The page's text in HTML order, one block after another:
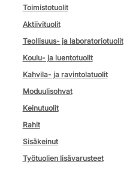
Toimistotuolit
Aktiivituolit
Teollisuus- ja laboratoriotuolit
Koulu- ja luentotuolit
Kahvila- ja ravintolatuolit
Moduulisohvat
Keinutuolit
Rahit
Sisäkeinut
Työtuolien lisävarusteet